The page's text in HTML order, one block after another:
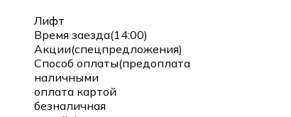
Лифт
Время заезда(14:00)
Акции(спецпредложения)
Способ оплаты(предоплата
наличными
оплата картой
безналичная